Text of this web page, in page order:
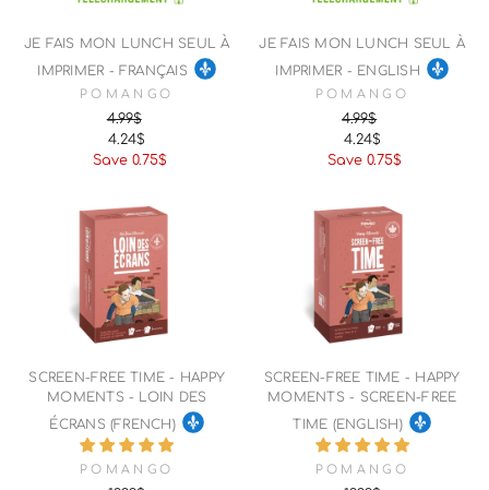
JE FAIS MON LUNCH SEUL À
IMPRIMER - FRANÇAIS
POMANGO
Regular
price
4.99$
Sale
price
4.24$
Save 0.75$
JE FAIS MON LUNCH SEUL À
IMPRIMER - ENGLISH
POMANGO
Regular
price
4.99$
Sale
price
4.24$
Save 0.75$
SCREEN-FREE TIME - HAPPY
MOMENTS - LOIN DES
ÉCRANS (FRENCH)
POMANGO
SCREEN-FREE TIME - HAPPY
MOMENTS - SCREEN-FREE
TIME (ENGLISH)
POMANGO